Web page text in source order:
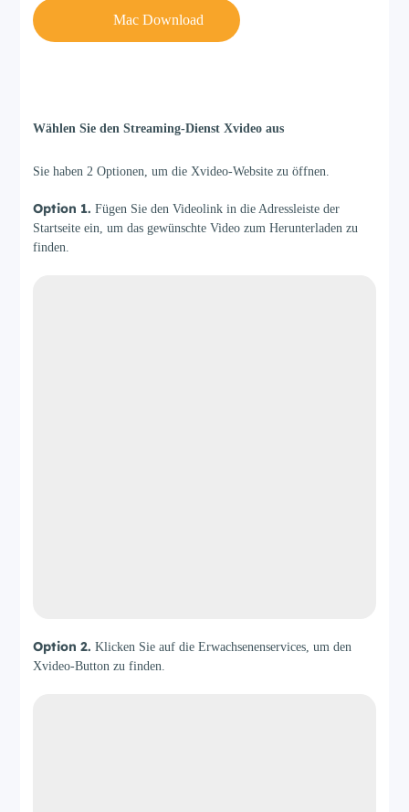
Mac Download
Wählen Sie den Streaming-Dienst Xvideo aus
Sie haben 2 Optionen, um die Xvideo-Website zu öffnen.
Option 1. Fügen Sie den Videolink in die Adressleiste der
Startseite ein, um das gewünschte Video zum Herunterladen zu
finden.
Option 2. Klicken Sie auf die Erwachsenenservices, um den
Xvideo-Button zu finden.